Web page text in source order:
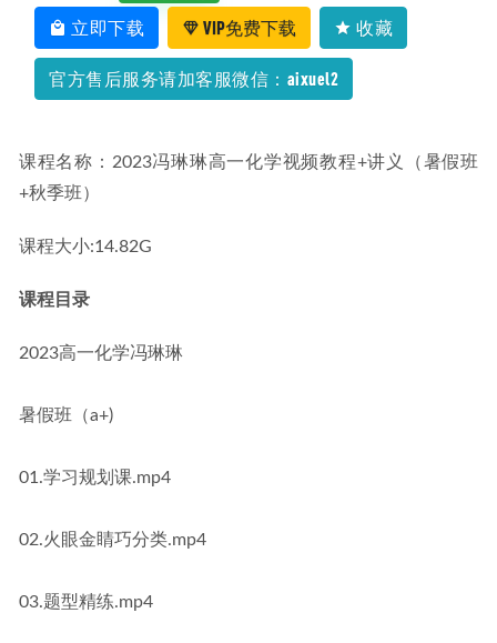
立即下载 VIP免费下载 收藏
官方售后服务请加客服微信：aixuel2
课程名称：2023冯琳琳高一化学视频教程+讲义（暑假班
+秋季班）
课程大小:14.82G
课程目录
2023高一化学冯琳琳
暑假班（a+)
01.学习规划课.mp4
02.火眼金睛巧分类.mp4
03.题型精练.mp4